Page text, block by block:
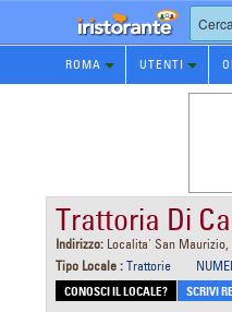
Prenotazione
Ristorante
ROMA UTENTI
Trattoria Di
Indirizzo: Localita' San Maurizio,
Tipo Locale : Trattorie
CONOSCI IL LOCALE? SCRIVI